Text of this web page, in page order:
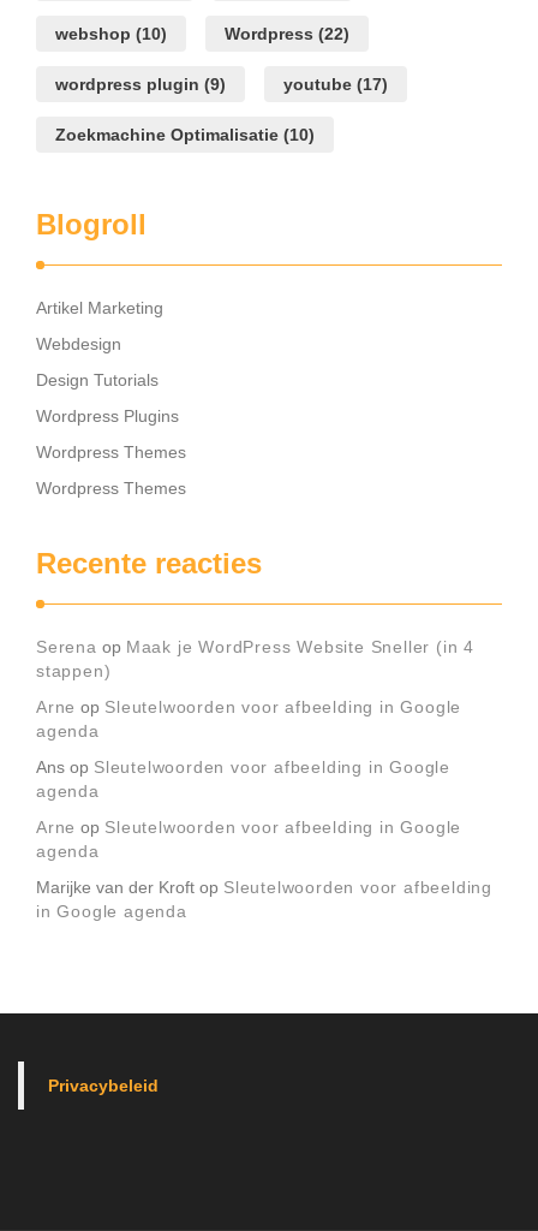
webshop (10) Wordpress (22)
wordpress plugin (9) youtube (17)
Zoekmachine Optimalisatie (10)
Blogroll
Artikel Marketing
Webdesign
Design Tutorials
Wordpress Plugins
Wordpress Themes
Wordpress Themes
Recente reacties
Serena op Maak je WordPress Website Sneller (in 4
stappen)
Arne op Sleutelwoorden voor afbeelding in Google
agenda
Ans op Sleutelwoorden voor afbeelding in Google
agenda
Arne op Sleutelwoorden voor afbeelding in Google
agenda
Marijke van der Kroft op Sleutelwoorden voor afbeelding
in Google agenda
Privacybeleid